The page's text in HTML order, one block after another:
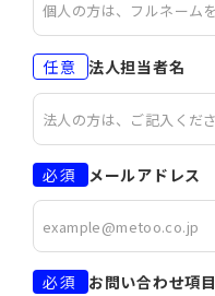
任意 法人担当者名
必須 メールアドレス
必須 お問い合わせ項目